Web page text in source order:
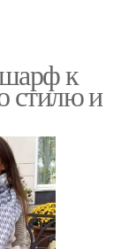
к
стилю и